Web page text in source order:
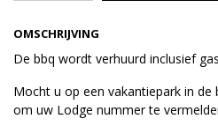
OMSCHRIJVING
De bbq wordt verhuurd inclusief
Mocht u op een vakantiepark in
om uw Lodge nummer te